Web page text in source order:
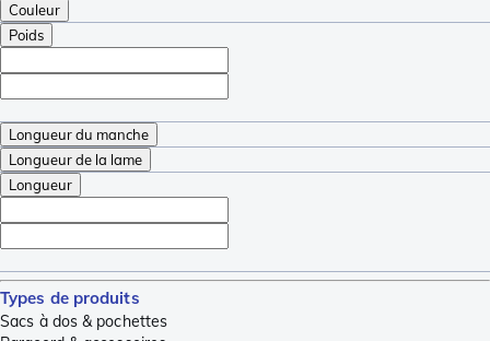
Couleur
Poids
Longueur du manche
Longueur de la lame
Longueur
Types de produits
Sacs à dos & pochettes